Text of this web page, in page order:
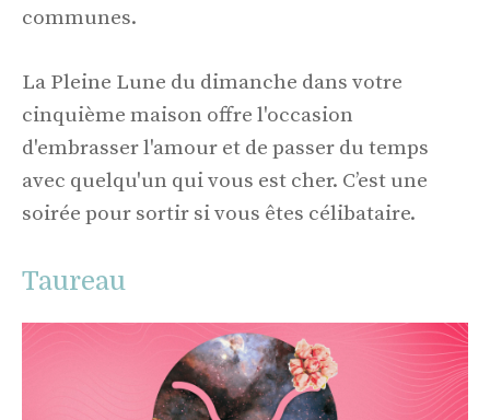
communes.
La Pleine Lune du dimanche dans votre
cinquième maison offre l'occasion
d'embrasser l'amour et de passer du temps
avec quelqu'un qui vous est cher. C’est une
soirée pour sortir si vous êtes célibataire.
Taureau